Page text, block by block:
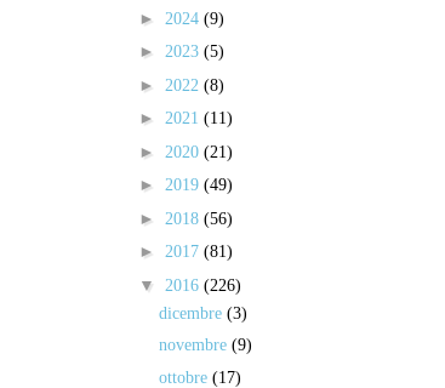
► 2024 (9)
► 2023 (5)
► 2022 (8)
► 2021 (11)
► 2020 (21)
► 2019 (49)
► 2018 (56)
► 2017 (81)
▼ 2016 (226)
dicembre (3)
novembre (9)
ottobre (17)